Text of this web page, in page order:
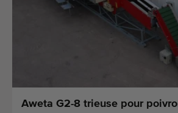
Vendre vos machines!
Aweta G2-8 trieuse pour